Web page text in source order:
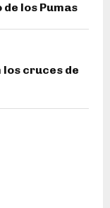
los Pumas
los cruces de